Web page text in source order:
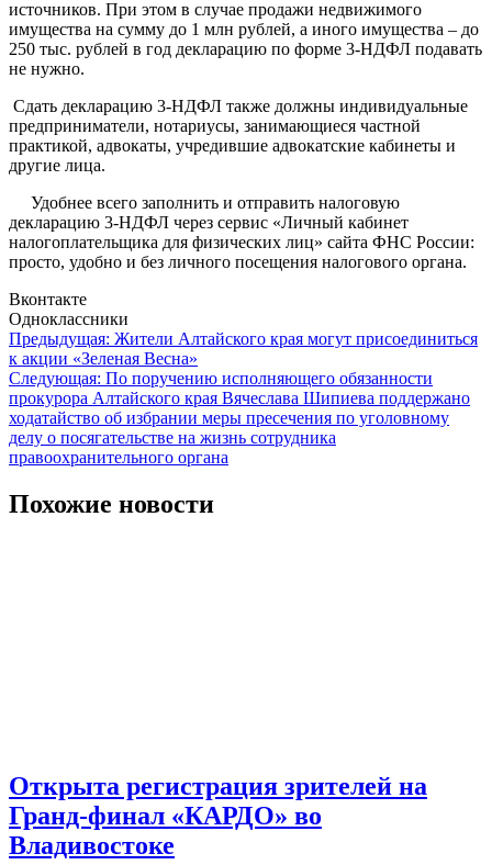
источников. При этом в случае продажи недвижимого
имущества на сумму до 1 млн рублей, а иного имущества – до
250 тыс. рублей в год декларацию по форме 3-НДФЛ подавать
не нужно.
Сдать декларацию 3-НДФЛ также должны индивидуальные
предприниматели, нотариусы, занимающиеся частной
практикой, адвокаты, учредившие адвокатские кабинеты и
другие лица.
Удобнее всего заполнить и отправить налоговую
декларацию 3-НДФЛ через сервис «Личный кабинет
налогоплательщика для физических лиц» сайта ФНС России:
просто, удобно и без личного посещения налогового органа.
Вконтакте
Одноклассники
Навигация
по
записям
Предыдущая: Жители Алтайского края могут присоединиться
к акции «Зеленая Весна»
Следующая: По поручению исполняющего обязанности
прокурора Алтайского края Вячеслава Шипиева поддержано
ходатайство об избрании меры пресечения по уголовному
делу о посягательстве на жизнь сотрудника
правоохранительного органа
Похожие новости
Открыта регистрация зрителей на
Гранд-финал «КАРДО» во
Владивостоке